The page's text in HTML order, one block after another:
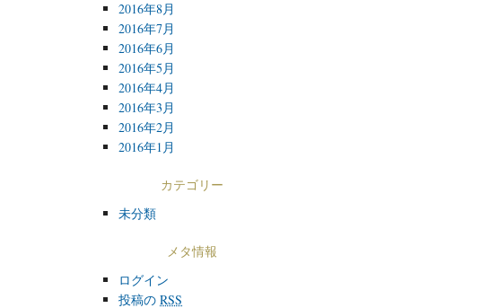
2016年8月
2016年7月
2016年6月
2016年5月
2016年4月
2016年3月
2016年2月
2016年1月
カテゴリー
未分類
メタ情報
ログイン
投稿のRSS